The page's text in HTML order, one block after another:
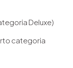
Deluxe)
categoria